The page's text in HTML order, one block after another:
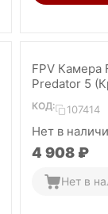
FPV Камера
Predator 5
Case)
КОД: 107414
Нет в
4 908 ₽
Нет в